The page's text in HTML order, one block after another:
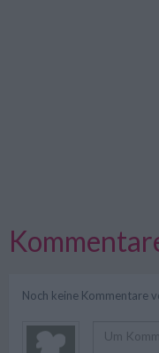
Noch keine Kommentare